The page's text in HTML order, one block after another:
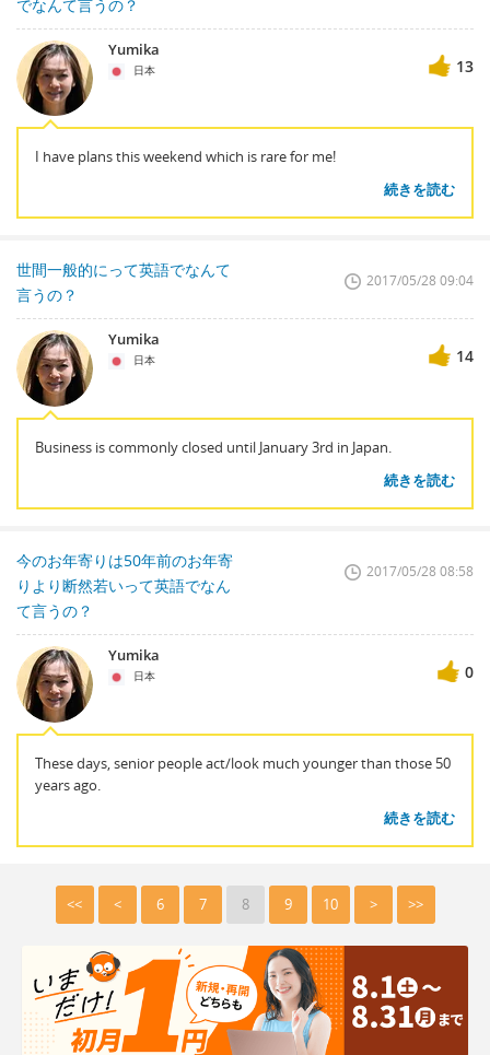
でなんて言うの？
Yumika
日本 13
I have plans this weekend which is rare for me!
続きを読む
世間一般的にって英語でなんて
言うの？
2017/05/28 09:04
Yumika
日本 14
Business is commonly closed until January 3rd in Japan.
続きを読む
今のお年寄りは50年前のお年寄
りより断然若いって英語でなん
て言うの？
2017/05/28 08:58
Yumika
日本 0
These days, senior people act/look much younger than those 50
years ago.
続きを読む
<< < 6 7 8 9 10 > >>